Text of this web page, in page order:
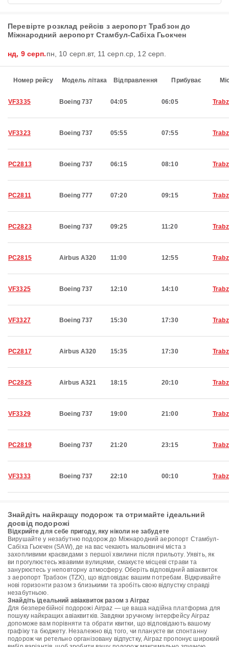
Перевірте розклад рейсів з аеропорт Трабзон до
Міжнародний аеропорт Стамбул-Сабіха Гьокчен
нд, 9 серп.пн, 10 серп. вт, 11 серп. ср, 12 серп.
Номер рейсу Модель літака Відправлення Прибуває
VF3335 Boeing 737 04:05 06:05
VF3323 Boeing 737 05:55 07:55
PC2813 Boeing 737 06:15 08:10
PC2811 Boeing 777 07:20 09:15
PC2823 Boeing 737 09:25 11:20
PC2815 Airbus A320 11:00 12:55
VF3325 Boeing 737 12:10 14:10
VF3327 Boeing 737 15:30 17:30
PC2817 Airbus A320 15:35 17:30
PC2825 Airbus A321 18:15 20:10
VF3329 Boeing 737 19:00 21:00
PC2819 Boeing 737 21:20 23:15
VF3333 Boeing 737 22:10 00:10
Знайдіть найкращу подорож та отримайте ідеальний
досвід подорожі
Відкрийте для себе пригоду, яку ніколи не забудете
Вирушайте у незабутню подорож до Міжнародний аеропорт Стамбул-
Сабіха Гьокчен (SAW), де на вас чекають мальовничі міста з
захопливими краєвидами з першої хвилини після прильоту. Уявіть, як
ви прогулюєтесь жвавими вулицями, смакуєте місцеві страви та
занурюєтесь у неповторну атмосферу. Оберіть відповідний авіаквиток
з аеропорт Трабзон (TZX), що відповідає вашим потребам. Відкривайте
нові горизонти разом з близькими та зробіть свою відпустку справді
незабутньою.
Знайдіть ідеальний авіаквиток разом з Airpaz
Для безперебійної подорожі Airpaz — це ваша надійна платформа для
пошуку найкращих авіаквитків. Завдяки зручному інтерфейсу Airpaz
допоможе вам порівняти та обрати квитки, що відповідають вашому
графіку та бюджету. Незалежно від того, чи плануєте ви спонтанну
подорож чи ретельно організовану відпустку, Airpaz пропонує широкий